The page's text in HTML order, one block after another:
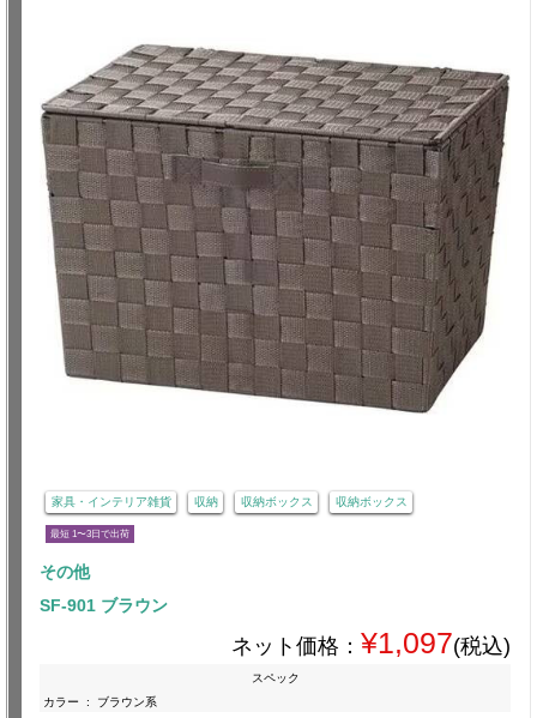
家具・インテリア雑貨 収納 収納ボックス 収納ボックス
最短 1〜3日で出荷
その他
SF-901 ブラウン
ネット価格： ¥1,097(税込)
スペック
カラー
: ブラウン系